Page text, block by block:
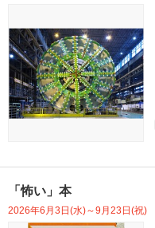
「怖い」本
2026年6月3日(水)～9月23日(祝)